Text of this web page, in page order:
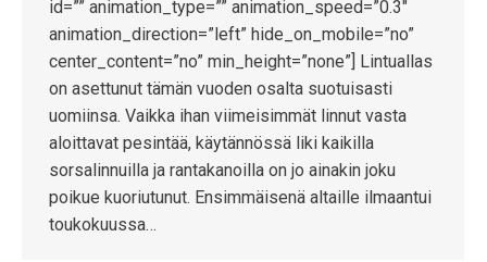
id=”” animation_type=”” animation_speed=”0.3″
animation_direction=”left” hide_on_mobile=”no”
center_content=”no” min_height=”none”] Lintuallas
on asettunut tämän vuoden osalta suotuisasti
uomiinsa. Vaikka ihan viimeisimmät linnut vasta
aloittavat pesintää, käytännössä liki kaikilla
sorsalinnuilla ja rantakanoilla on jo ainakin joku
poikue kuoriutunut. Ensimmäisenä altaille ilmaantui
toukokuussa…